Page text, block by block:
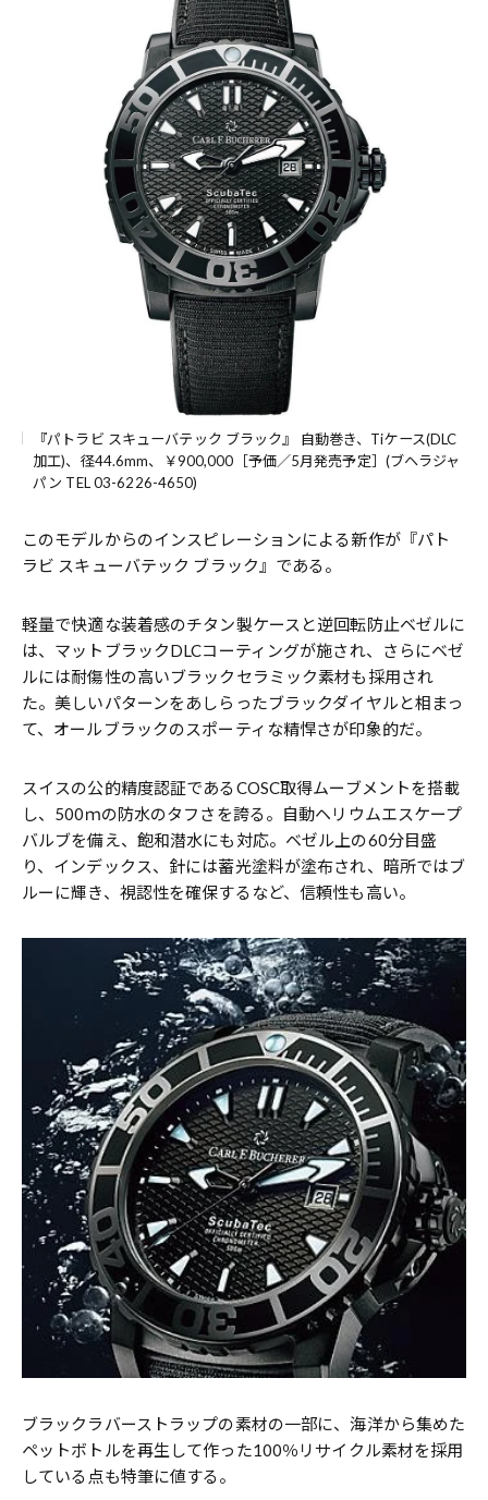
『パトラビ スキューバテック ブラック』 自動巻き、Tiケース(DLC
加工)、径44.6mm、￥900,000［予価／5月発売予定］(ブヘラジャ
パン TEL 03-6226-4650)
このモデルからのインスピレーションによる新作が『パト
ラビ スキューバテック ブラック』である。
軽量で快適な装着感のチタン製ケースと逆回転防止ベゼルに
は、マットブラックDLCコーティングが施され、さらにベゼ
ルには耐傷性の高いブラックセラミック素材も採用され
た。美しいパターンをあしらったブラックダイヤルと相まっ
て、オールブラックのスポーティな精悍さが印象的だ。
スイスの公的精度認証であるCOSC取得ムーブメントを搭載
し、500ｍの防水のタフさを誇る。自動ヘリウムエスケープ
バルブを備え、飽和潜水にも対応。ベゼル上の60分目盛
り、インデックス、針には蓄光塗料が塗布され、暗所ではブ
ルーに輝き、視認性を確保するなど、信頼性も高い。
ブラックラバーストラップの素材の一部に、海洋から集めた
ペットボトルを再生して作った100％リサイクル素材を採用
している点も特筆に値する。